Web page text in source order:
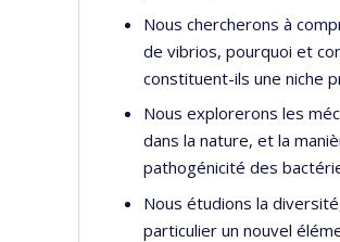
Nous chercherons à
de vibrios, pourquoi et
constituent-ils une niche
Nous explorerons les
dans la nature, et la
pathogénicité des
Nous étudions la
particulier un nouvel